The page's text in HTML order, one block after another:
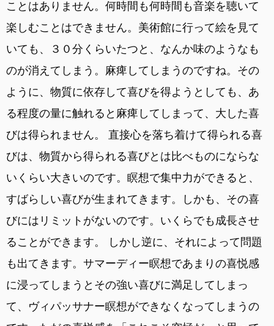
ことはありません。何時間も何時間も音楽を聴いて
楽しむことはできません。美術館に行って絵を見て
いても、３０分くらいたつと、なんか味のようなも
のが消えてしまう。麻痺してしまうのですね。その
ように、物質に依存して喜びを得ようとしても、あ
る程度の量に触れると麻痺してしまって、大した喜
びは得られません。 直接心を落ち着けて得られる喜
びは、物質から得られる喜びとは比べものにならな
いくらい大きいのです。瞑想で集中力ができると、
すばらしい喜びが生まれてきます。しかも、その喜
びにはリミットがないのです。いくらでも成長させ
ることができます。 しかし逆に、それによって問題
も出てきます。サマーディー瞑想であまりの喜悦感
に浸ってしまうとその強い喜びに満足してしまっ
て、ヴィパッサナー瞑想ができなくなってしまうの